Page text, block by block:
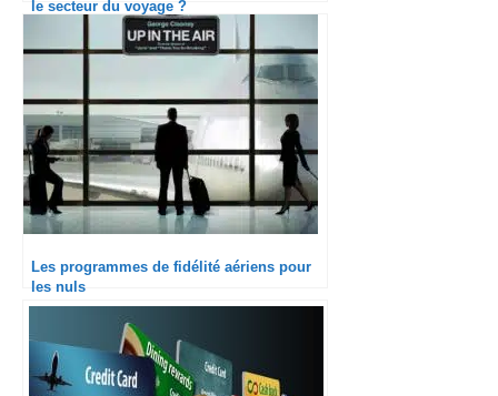
le secteur du voyage ?
Les programmes de fidélité aériens pour
les nuls